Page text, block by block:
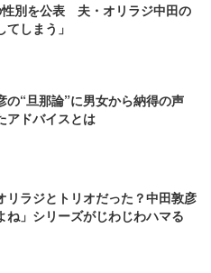
別を公表 夫・オリラジ中田の
しまう」
の“旦那論”に男女から納得の声
アドバイスとは
リラジとトリオだった？中田敦彦
ね」シリーズがじわじわハマる